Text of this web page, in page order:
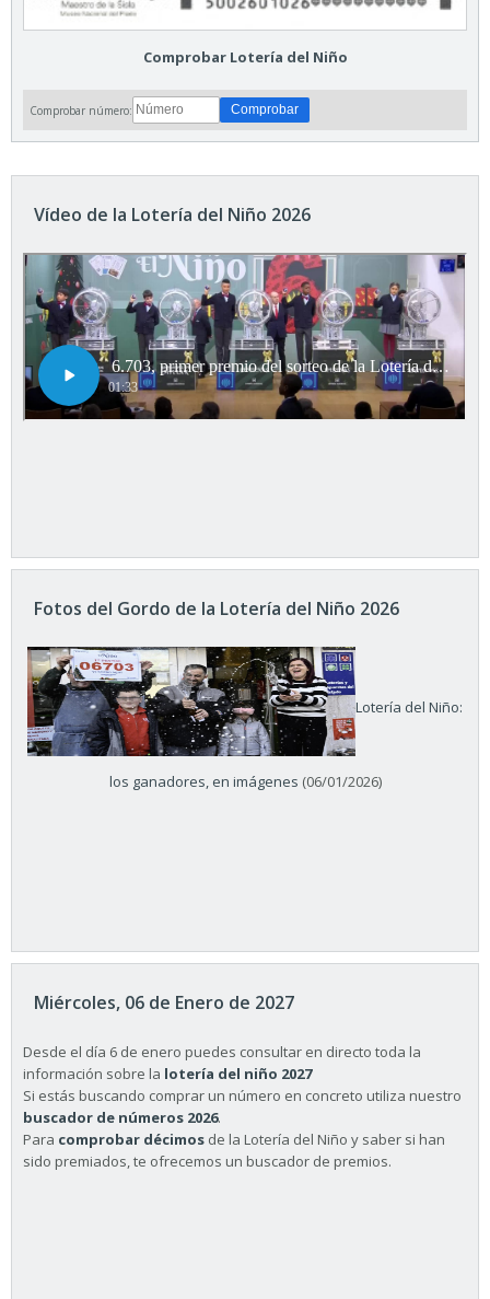
Comprobar Lotería del Niño
Comprobar número:
Vídeo de la Lotería del Niño 2026
Fotos del Gordo de la Lotería del Niño 2026
Lotería del Niño:
los ganadores, en imágenes (06/01/2026)
Miércoles, 06 de Enero de 2027
Desde el día 6 de enero puedes consultar en directo toda la
información sobre la lotería del niño 2027
Si estás buscando comprar un número en concreto utiliza nuestro
buscador de números 2026.
Para comprobar décimos de la Lotería del Niño y saber si han
sido premiados, te ofrecemos un buscador de premios.